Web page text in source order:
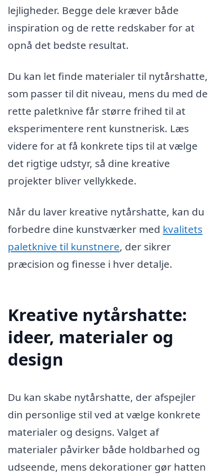
lejligheder. Begge dele kræver både
inspiration og de rette redskaber for at
opnå det bedste resultat.
Du kan let finde materialer til nytårshatte,
som passer til dit niveau, mens du med de
rette paletknive får større frihed til at
eksperimentere rent kunstnerisk. Læs
videre for at få konkrete tips til at vælge
det rigtige udstyr, så dine kreative
projekter bliver vellykkede.
Når du laver kreative nytårshatte, kan du
forbedre dine kunstværker med kvalitets
paletknive til kunstnere, der sikrer
præcision og finesse i hver detalje.
Kreative nytårshatte:
ideer, materialer og
design
Du kan skabe nytårshatte, der afspejler
din personlige stil ved at vælge konkrete
materialer og designs. Valget af
materialer påvirker både holdbarhed og
udseende, mens dekorationer gør hatten